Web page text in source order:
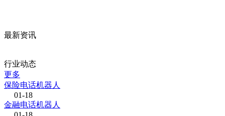
最新资讯
行业动态
更多
保险电话机器人
01-18
金融电话机器人